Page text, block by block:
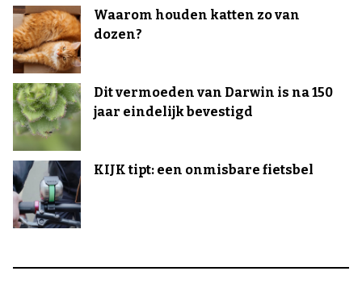
Waarom houden katten zo van
dozen?
Dit vermoeden van Darwin is na 150
jaar eindelijk bevestigd
KIJK tipt: een onmisbare fietsbel